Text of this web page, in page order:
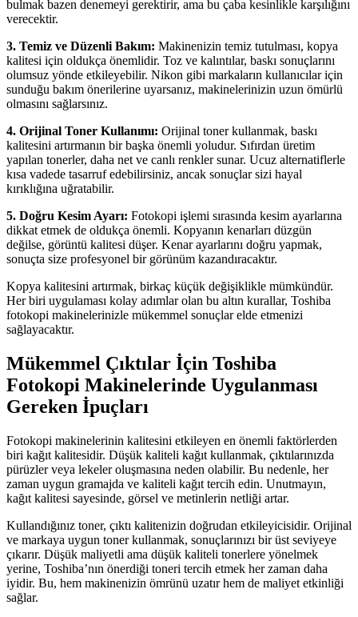
bulmak bazen denemeyi gerektirir, ama bu çaba kesinlikle karşılığını
verecektir.
3. Temiz ve Düzenli Bakım: Makinenizin temiz tutulması, kopya
kalitesi için oldukça önemlidir. Toz ve kalıntılar, baskı sonuçlarını
olumsuz yönde etkileyebilir. Nikon gibi markaların kullanıcılar için
sunduğu bakım önerilerine uyarsanız, makinelerinizin uzun ömürlü
olmasını sağlarsınız.
4. Orijinal Toner Kullanımı: Orijinal toner kullanmak, baskı
kalitesini artırmanın bir başka önemli yoludur. Sıfırdan üretim
yapılan tonerler, daha net ve canlı renkler sunar. Ucuz alternatiflerle
kısa vadede tasarruf edebilirsiniz, ancak sonuçlar sizi hayal
kırıklığına uğratabilir.
5. Doğru Kesim Ayarı: Fotokopi işlemi sırasında kesim ayarlarına
dikkat etmek de oldukça önemli. Kopyanın kenarları düzgün
değilse, görüntü kalitesi düşer. Kenar ayarlarını doğru yapmak,
sonuçta size profesyonel bir görünüm kazandıracaktır.
Kopya kalitesini artırmak, birkaç küçük değişiklikle mümkündür.
Her biri uygulaması kolay adımlar olan bu altın kurallar, Toshiba
fotokopi makinelerinizle mükemmel sonuçlar elde etmenizi
sağlayacaktır.
Mükemmel Çıktılar İçin Toshiba
Fotokopi Makinelerinde Uygulanması
Gereken İpuçları
Fotokopi makinelerinin kalitesini etkileyen en önemli faktörlerden
biri kağıt kalitesidir. Düşük kaliteli kağıt kullanmak, çıktılarınızda
pürüzler veya lekeler oluşmasına neden olabilir. Bu nedenle, her
zaman uygun gramajda ve kaliteli kağıt tercih edin. Unutmayın,
kağıt kalitesi sayesinde, görsel ve metinlerin netliği artar.
Kullandığınız toner, çıktı kalitenizin doğrudan etkileyicisidir. Orijinal
ve markaya uygun toner kullanmak, sonuçlarınızı bir üst seviyeye
çıkarır. Düşük maliyetli ama düşük kaliteli tonerlere yönelmek
yerine, Toshiba’nın önerdiği toneri tercih etmek her zaman daha
iyidir. Bu, hem makinenizin ömrünü uzatır hem de maliyet etkinliği
sağlar.